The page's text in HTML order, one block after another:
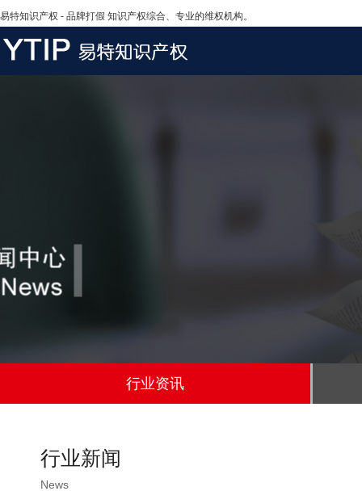
易特知识产权 - 品牌打假 知识产权综合、专业的维权机构。
行业资讯
行业新闻
News